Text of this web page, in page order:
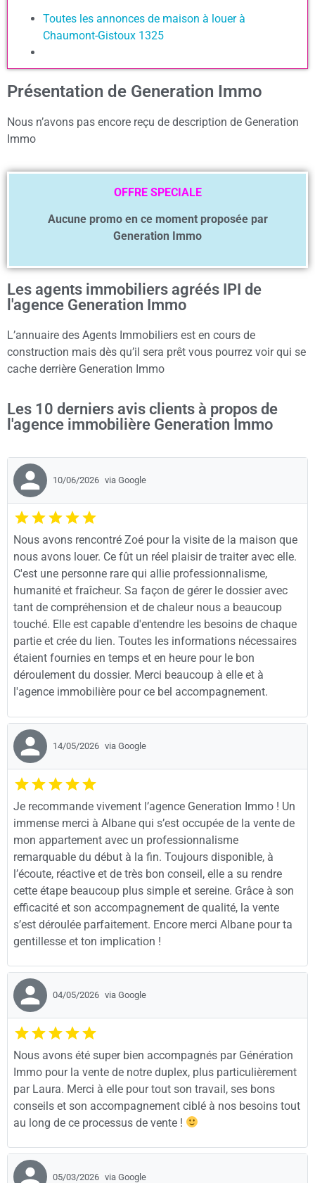
Toutes les annonces de maison à louer à
Chaumont-Gistoux 1325
Présentation de Generation Immo
Nous n’avons pas encore reçu de description de Generation
Immo
OFFRE SPECIALE
Aucune promo en ce moment proposée par
Generation Immo
Les agents immobiliers agréés IPI de
l'agence Generation Immo
L’annuaire des Agents Immobiliers est en cours de
construction mais dès qu’il sera prêt vous pourrez voir qui se
cache derrière Generation Immo
Les 10 derniers avis clients à propos de
l'agence immobilière Generation Immo
10/06/2026 via Google
Nous avons rencontré Zoé pour la visite de la maison que
nous avons louer. Ce fût un réel plaisir de traiter avec elle.
C'est une personne rare qui allie professionnalisme,
humanité et fraîcheur. Sa façon de gérer le dossier avec
tant de compréhension et de chaleur nous a beaucoup
touché. Elle est capable d'entendre les besoins de chaque
partie et crée du lien. Toutes les informations nécessaires
étaient fournies en temps et en heure pour le bon
déroulement du dossier. Merci beaucoup à elle et à
l'agence immobilière pour ce bel accompagnement.
14/05/2026 via Google
Je recommande vivement l’agence Generation Immo ! Un
immense merci à Albane qui s’est occupée de la vente de
mon appartement avec un professionnalisme
remarquable du début à la fin. Toujours disponible, à
l’écoute, réactive et de très bon conseil, elle a su rendre
cette étape beaucoup plus simple et sereine. Grâce à son
efficacité et son accompagnement de qualité, la vente
s’est déroulée parfaitement. Encore merci Albane pour ta
gentillesse et ton implication !
04/05/2026 via Google
Nous avons été super bien accompagnés par Génération
Immo pour la vente de notre duplex, plus particulièrement
par Laura. Merci à elle pour tout son travail, ses bons
conseils et son accompagnement ciblé à nos besoins tout
au long de ce processus de vente !
05/03/2026 via Google